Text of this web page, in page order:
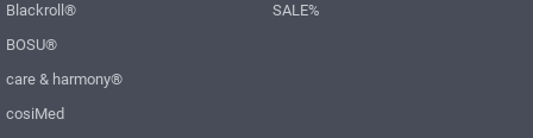
Blackroll®
BOSU®
care & harmony®
cosiMed
SALE%